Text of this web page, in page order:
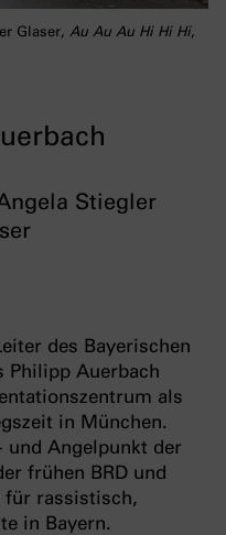
Stiegler
Glaser, Au Au Au Hi Hi Hi,
des Bayerischen
Philipp Auerbach
als
in München.
und Angelpunkt der
frühen BRD und
für rassistisch,
in Bayern.